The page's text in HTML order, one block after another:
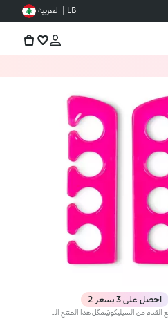
LB | العربية
احصل على 3 بسعر 2